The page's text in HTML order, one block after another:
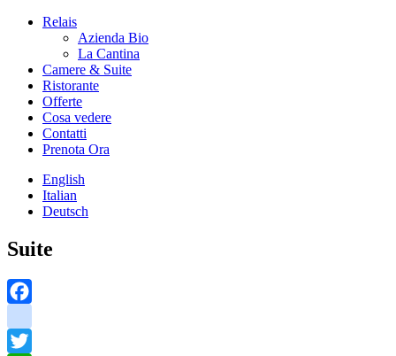
Main
navigation
Relais
Azienda Bio
La Cantina
Camere & Suite
Ristorante
Offerte
Cosa vedere
Contatti
Prenota Ora
English
Italian
Deutsch
Suite
instagram